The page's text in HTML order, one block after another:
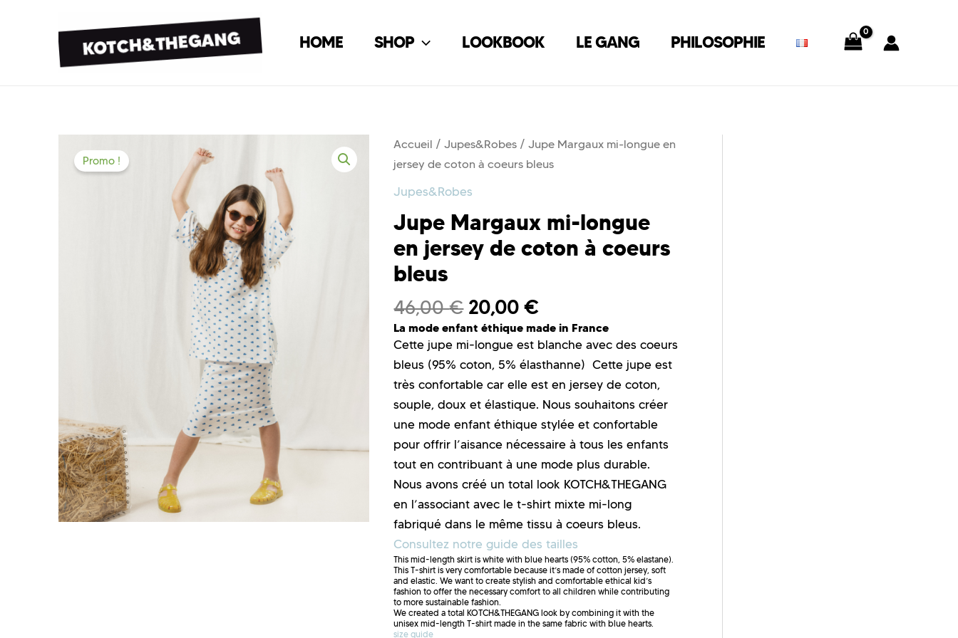
HOME SHOP LOOKBOOK LE GANG PHILOSOPHIE
Promo !
Accueil /Jupes&Robes / Jupe Margaux mi-longue en
jersey de coton à coeurs bleus
Jupes&Robes
Jupe Margaux mi-longue
en jersey de coton à coeurs
bleus
46,00€ 20,00€
La mode enfant éthique made in France
Cette jupe mi-longue est blanche avec des coeurs
bleus (95% coton, 5% élasthanne) Cette jupe est
très confortable car elle est en jersey de coton,
souple, doux et élastique. Nous souhaitons créer
une mode enfant éthique stylée et confortable
pour offrir l’aisance nécessaire à tous les enfants
tout en contribuant à une mode plus durable.
Nous avons créé un total look KOTCH&THEGANG
en l’associant avec le t-shirt mixte mi-long
fabriqué dans le même tissu à coeurs bleus.
Consultez notre guide des tailles
This mid-length skirt is white with blue hearts (95% cotton, 5% elastane).
This T-shirtis very comfortable because it’s made of cotton jersey, soft
and elastic. We want to create stylish and comfortable ethical kid’s
fashion to offer the necessary comfort to all children while contributing
to more sustainable fashion.
We created a total KOTCH&THEGANG look by combining it with the
unisex mid-length T-shirt made in the same fabric with blue hearts.
size guide